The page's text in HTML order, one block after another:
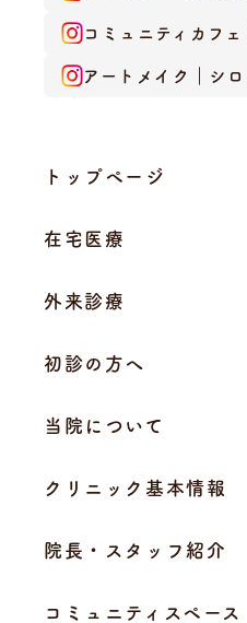
コミュニティカフェ
アートメイク｜シロ
トップページ
在宅医療
外来診療
初診の方へ
当院について
クリニック基本情報
院長・スタッフ紹介
コミュニティスペース